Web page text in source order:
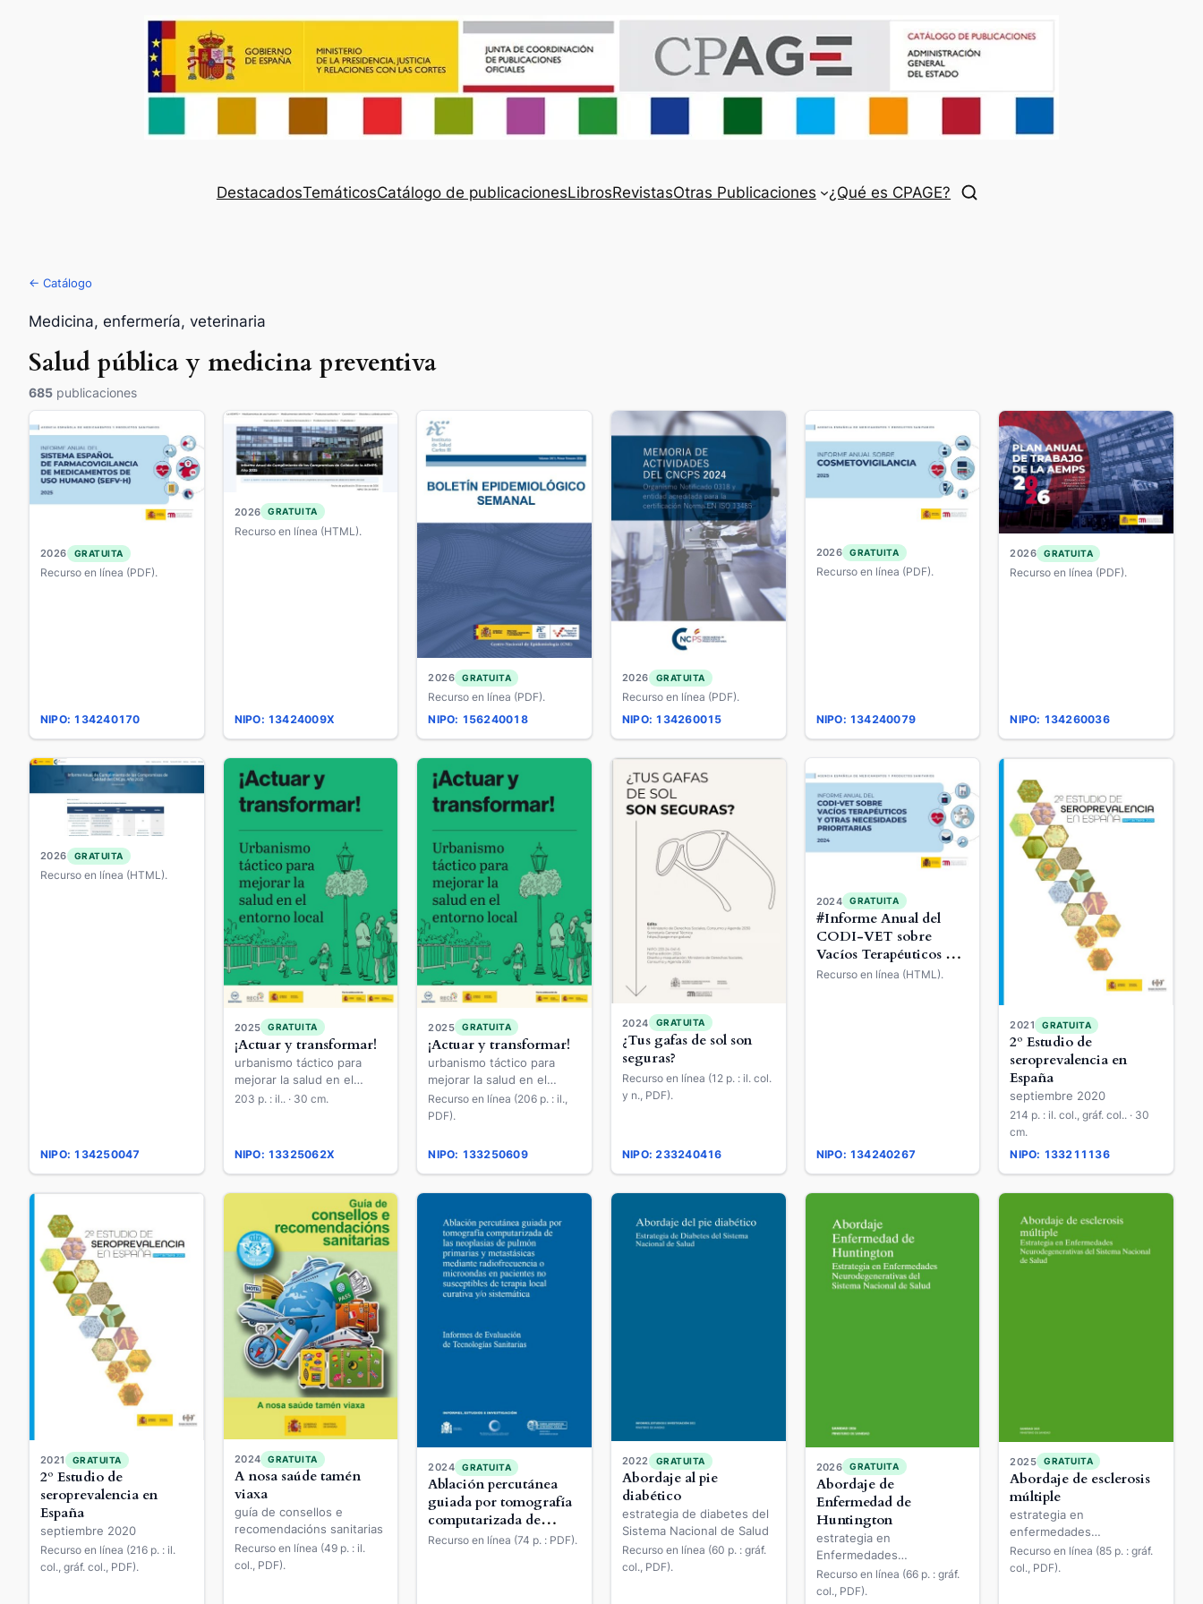
DestacadosTemáticosCatálogo de publicacionesLibrosRevistasOtras Publicaciones ¿Qué es CPAGE?
← Catálogo
Medicina, enfermería, veterinaria
Salud pública y medicina preventiva
685 publicaciones
2026 GRATUITA
Recurso en línea (PDF).
NIPO: 134240170
2026 GRATUITA
Recurso en línea (HTML).
NIPO: 13424009X
2026 GRATUITA
Recurso en línea (PDF).
NIPO: 156240018
2026 GRATUITA
Recurso en línea (PDF).
NIPO: 134260015
2026 GRATUITA
Recurso en línea (PDF).
NIPO: 134240079
2026 GRATUITA
Recurso en línea (PDF).
NIPO: 134260036
2026 GRATUITA
Recurso en línea (HTML).
NIPO: 134250047
2025 GRATUITA
¡Actuar y transformar!
urbanismo táctico para
mejorar la salud en el
entorno local203 p. : il.. · 30 cm.
NIPO: 13325062X
2025 GRATUITA
¡Actuar y transformar!
urbanismo táctico para
mejorar la salud en el
entorno local
Recurso en línea (206 p. : il.,
PDF).
NIPO: 133250609
2024 GRATUITA
¿Tus gafas de sol son
seguras?
Recurso en línea (12 p. : il. col.
y n., PDF).
NIPO: 233240416
2024 GRATUITA
#Informe Anual del
CODI-VET sobre
Vacíos Terapéuticos y
otras Necesidades
Recurso en línea (HTML).
NIPO: 134240267
2021 GRATUITA
2º Estudio de
seroprevalencia en
España
septiembre 2020
214 p. : il. col., gráf. col.. · 30
cm.
NIPO: 133211136
2021 GRATUITA
2º Estudio de
seroprevalencia en
España
septiembre 2020
Recurso en línea (216 p. : il.
col., gráf. col., PDF).
2024 GRATUITA
A nosa saúde tamén
viaxa
guía de consellos e
recomendacións sanitarias
Recurso en línea (49 p. : il.
col., PDF).
2024 GRATUITA
Ablación percutánea
guiada por tomografía
computarizada de
metástasis pulmonares
Recurso en línea (74 p. : PDF).
2022 GRATUITA
Abordaje al pie
diabético
estrategia de diabetes del
Sistema Nacional de Salud
Recurso en línea (60 p. : gráf.
col., PDF).
2026 GRATUITA
Abordaje de
Enfermedad de
Huntington
estrategia en
Enfermedades
Neurodegenerativas del
SNS
Recurso en línea (66 p. : gráf.
col., PDF).
2025 GRATUITA
Abordaje de esclerosis
múltiple
estrategia en
enfermedades
neurodegenerativas del
Sistema Nacional de Salud
Recurso en línea (85 p. : gráf.
col., PDF).